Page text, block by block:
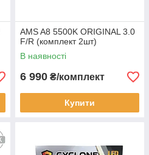
AMS A8 5500K ORIGINAL 3.0
F/R (комплект 2шт)
В наявності
6 990 ₴/комплект
Купити